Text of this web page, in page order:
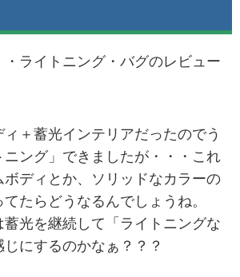
・ライトニング・バグのレビュー
＋蓄光インテリアだったのでう
ニング」できましたが・・・これ
ボディとか、ソリッドなカラーの
たらどうなるんでしょうね。
光を継続して「ライトニングな
にするのかなぁ？？？